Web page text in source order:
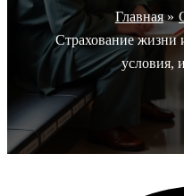
Главная
Страхование жизни
условия,